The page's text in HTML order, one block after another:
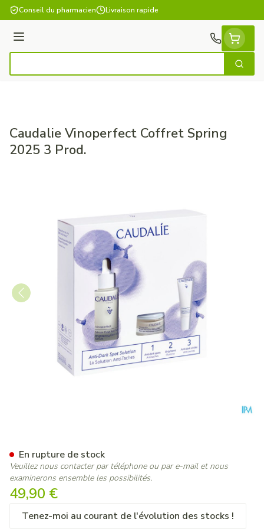
Aller au contenu
Conseil du pharmacien Livraison rapide
Menu
Caudalie Vinoperfect Coffret Spring
2025 3 Prod.
49,90 €
Tenez-moi au courant de l'évolution des stocks !
En rupture de stock
Veuillez nous contacter par téléphone ou par e-mail et nous
examinerons ensemble les possibilités.